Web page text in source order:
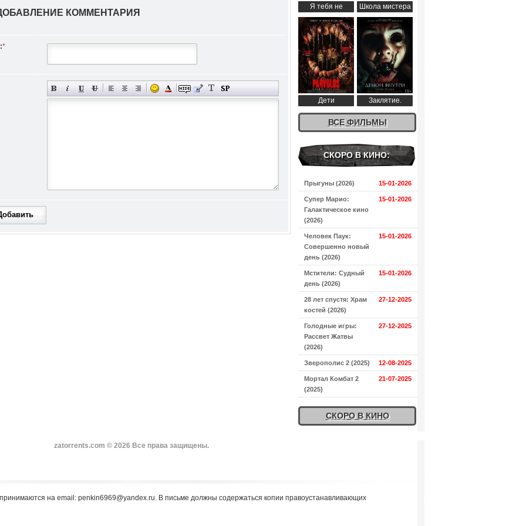
КОММЕНТАРИЯ
*
Я тебя не
понимаю (2024)
Школа мистера
Пингвина (2024)
Дети
апокалипсиса
(2024)
Заклятие.
Демон внутри
(2024)
ВСЕ ФИЛЬМЫ
СКОРО В КИНО:
Прыгуны (2026) 15-01-2026
Супер Марио:
Галактическое кино
(2026)
15-01-2026
Человек Паук:
Совершенно новый
день (2026)
15-01-2026
Мстители: Судный
день (2026)
15-01-2026
28 лет спустя: Храм
костей (2026)
27-12-2025
Голодные игры:
Рассвет Жатвы
(2026)
27-12-2025
Зверополис 2 (2025) 12-08-2025
Мортал Комбат 2
(2025)
21-07-2025
СКОРО В КИНО
zatorrents.com © 2026 Все права защищены.
на email: penkin6969@yandex.ru. В письме должны содержаться копии правоустанавливающих